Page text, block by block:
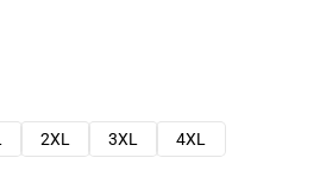
2XL 3XL
4XL